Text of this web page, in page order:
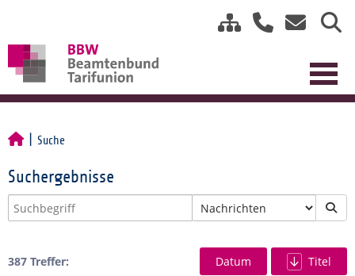
Suche
Suchergebnisse
387 Treffer: Datum Titel